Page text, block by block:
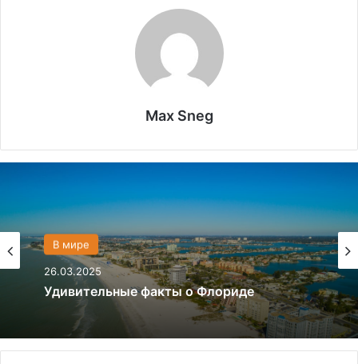
Max Sneg
В мире
26.03.2025
Политика
28.03.2024
Что если, Трамп снова станет
президентом США?